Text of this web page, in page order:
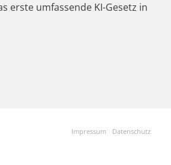
erste umfassende KI-Gesetz in
Impressum Datenschutz